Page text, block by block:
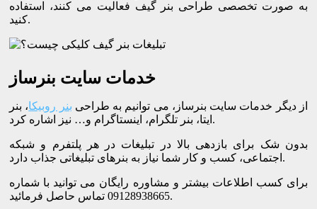
به صورت تخصصی طراحی بنر گیف فعالیت می کنند، استفاده
کنید.
خدمات سایت بنرساز
از دیگر خدمات سایت بنرساز، می توانیم به طراحی بنر روبیکا، بنر
ایتا، بنر تلگرام، اینستاگرام و… نیز اشاره کرد.
بدون شک برای بازدهی بالا در تبلیغات در هر پلتفرم و شبکه
اجتماعی، کسب و کار شما نیاز به بنرهای تبلیغاتی جذاب دارد.
برای کسب اطلاعات بیشتر و مشاوره رایگان می توانید با شماره
09128938665 تماس حاصل فرمائید.